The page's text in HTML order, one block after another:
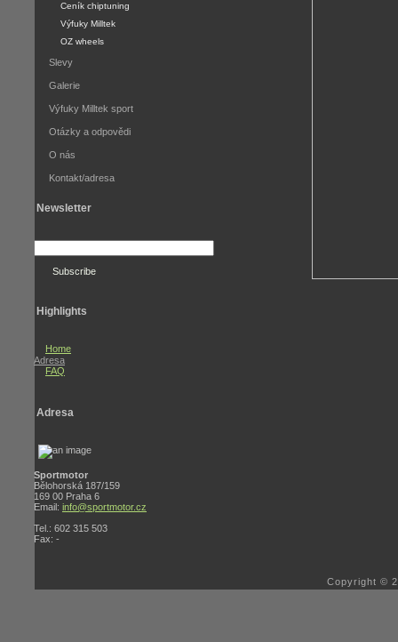
Ceník chiptuning
Výfuky Milltek
OZ wheels
Slevy
Galerie
Výfuky Milltek sport
Otázky a odpovědi
O nás
Kontakt/adresa
Newsletter
Highlights
Home
Adresa
FAQ
Adresa
Sportmotor
Bělohorská 187/159
169 00 Praha 6
Email: info@sportmotor.cz
Tel.: 602 315 503
Fax: -
Copyright ©